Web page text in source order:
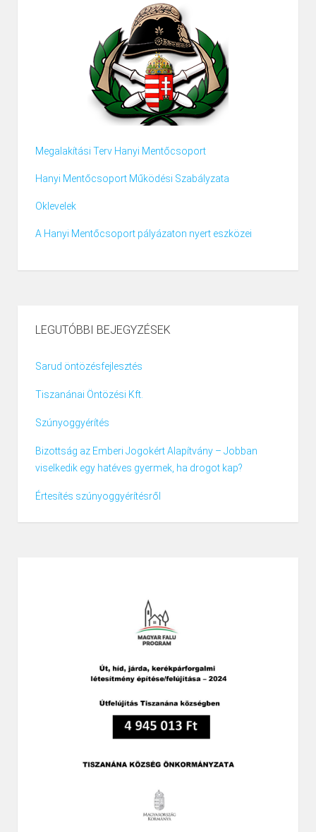
Megalakítási Terv Hanyi Mentőcsoport
Hanyi Mentőcsoport Működési Szabályzata
Oklevelek
A Hanyi Mentőcsoport pályázaton nyert eszközei
LEGUTÓBBI BEJEGYZÉSEK
Sarud öntözésfejlesztés
Tiszanánai Öntözési Kft.
Szúnyoggyérítés
Bizottság az Emberi Jogokért Alapítvány – Jobban
viselkedik egy hatéves gyermek, ha drogot kap?
Értesítés szúnyoggyérítésről